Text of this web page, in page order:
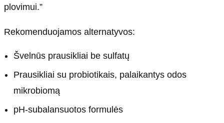
plovimui.”
Rekomenduojamos alternatyvos:
Švelnūs prausikliai be sulfatų
Prausikliai su probiotikais, palaikantys odos
mikrobiomą
pH-subalansuotos formulės